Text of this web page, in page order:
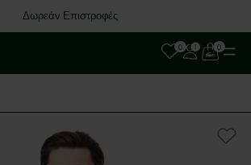
Δωρεάν Επιστροφές
0 0